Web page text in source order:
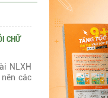
CHỮ
NLXH
các